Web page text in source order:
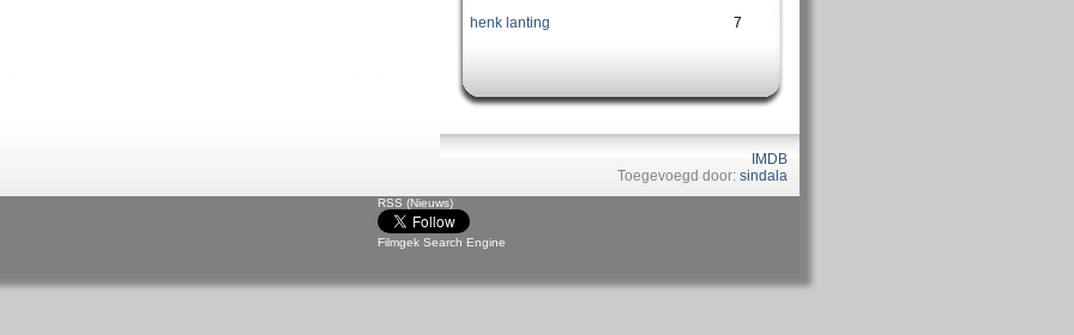
henk lanting
7
IMDB
Toegevoegd door: sindala
RSS (Nieuws)
Filmgek Search Engine